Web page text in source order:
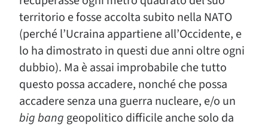
territorio e fosse accolta subito nella NATO
(perché l’Ucraina appartiene all’Occidente, e
lo ha dimostrato in questi due anni oltre ogni
dubbio). Ma è assai improbabile che tutto
questo possa accadere, nonché che possa
accadere senza una guerra nucleare, e/o un
big bang geopolitico difficile anche solo da